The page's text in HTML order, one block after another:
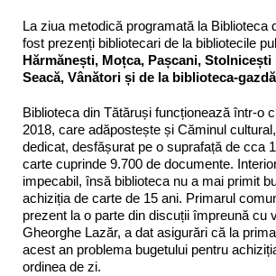
La ziua metodică programată la Biblioteca
fost prezenți bibliotecari de la bibliotecile
Hărmănești, Moțca, Pașcani, Stolnicești
Seacă, Vânători și de la biblioteca-
Biblioteca din Tătăruși funcționează într-o
2018, care adăpostește și Căminul
dedicat, desfășurat pe o suprafață de cca
carte cuprinde 9.700 de documente.
impecabil, însă biblioteca nu a mai primit
achiziția de carte de 15 ani. Primarul
prezent la o parte din discuții împreună cu
Gheorghe Lazăr, a dat asigurări că la
acest an problema bugetului pentru
ordinea de zi.